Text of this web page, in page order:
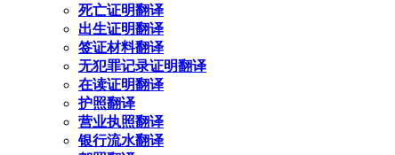
死亡证明翻译
出生证明翻译
签证材料翻译
无犯罪记录证明翻译
在读证明翻译
护照翻译
营业执照翻译
银行流水翻译